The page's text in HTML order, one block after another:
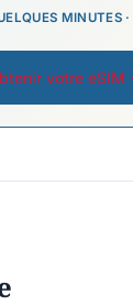
MINUTES
votre eSIM